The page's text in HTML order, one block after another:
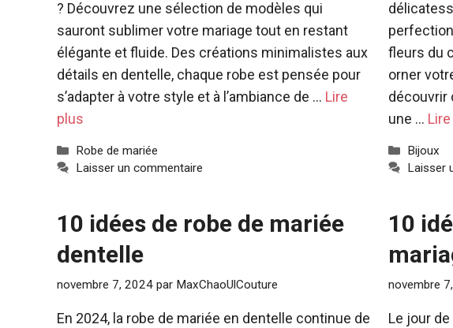
? Découvrez une sélection de modèles qui
sauront sublimer votre mariage tout en restant
élégante et fluide. Des créations minimalistes aux
détails en dentelle, chaque robe est pensée pour
s’adapter à votre style et à l’ambiance de … Lire
plus
Catégories
Robe de mariée
Laisser un commentaire
fleurs du
orner
découvrir
une …
Bijoux
Laisser
10 idées de robe de mariée
dentelle
novembre 7, 2024 par MaxChaoUlCouture
En 2024, la robe de mariée en dentelle continue de
10
novembre
Le jour